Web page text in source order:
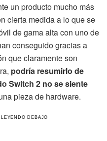
un producto mucho más
cierta medida a lo que se
de gama alta con uno de
conseguido gracias a
que claramente son
podría resumirlo de
Switch 2 no se siente
pieza de hardware.